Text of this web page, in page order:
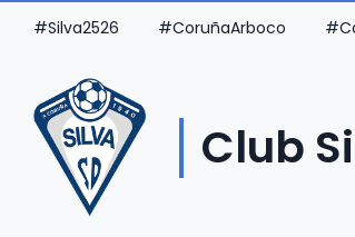
#Silva2526 #CoruñaArboco
Club